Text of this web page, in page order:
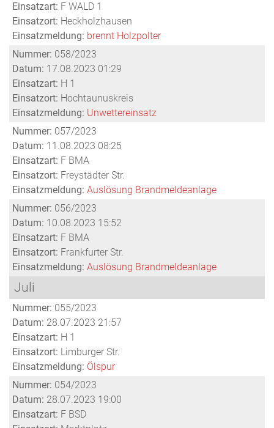
Einsatzart: F WALD 1
Einsatzort: Heckholzhausen
Einsatzmeldung: brennt Holzpolter
Nummer: 058/2023
Datum: 17.08.2023 01:29
Einsatzart: H 1
Einsatzort: Hochtaunuskreis
Einsatzmeldung: Unwettereinsatz
Nummer: 057/2023
Datum: 11.08.2023 08:25
Einsatzart: F BMA
Einsatzort: Freystädter Str.
Einsatzmeldung: Auslösung Brandmeldeanlage
Nummer: 056/2023
Datum: 10.08.2023 15:52
Einsatzart: F BMA
Einsatzort: Frankfurter Str.
Einsatzmeldung: Auslösung Brandmeldeanlage
Juli
Nummer: 055/2023
Datum: 28.07.2023 21:57
Einsatzart: H 1
Einsatzort: Limburger Str.
Einsatzmeldung: Ölspur
Nummer: 054/2023
Datum: 28.07.2023 19:00
Einsatzart: F BSD